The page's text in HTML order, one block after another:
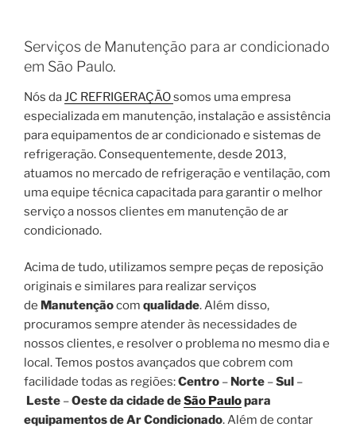
Serviços de Manutenção para ar condicionado
em São Paulo.
Nós daJC REFRIGERAÇÃOsomos uma empresa
especializada em manutenção, instalação e assistência
para equipamentos de ar condicionado e sistemas de
refrigeração. Consequentemente, desde 2013,
atuamos no mercado de refrigeração e ventilação, com
uma equipe técnica capacitada para garantir o melhor
serviço a nossos clientes em manutenção de ar
condicionado.
Acima de tudo, utilizamos sempre peças de reposição
originais e similares para realizar serviços
de Manutençãocom qualidade. Além disso,
procuramos sempre atender às necessidades de
nossos clientes, e resolver o problema no mesmo dia e
local. Temos postos avançados que cobrem com
facilidade todas as regiões:Centro – Norte –Sul –
Leste –Oeste da cidade deSão Paulopara
equipamentos de Ar Condicionado. Além de contar